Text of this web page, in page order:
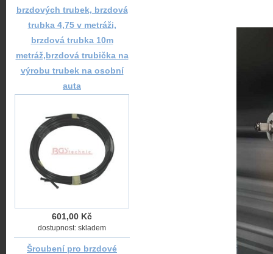
brzdových trubek, brzdová
trubka 4,75 v metráži,
brzdová trubka 10m
metráž,brzdová trubička na
výrobu trubek na osobní
auta
601,00 Kč
dostupnost: skladem
Šroubení pro brzdové